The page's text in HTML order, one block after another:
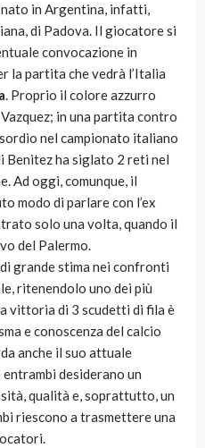
in Argentina, infatti,
di Padova. Il giocatore si
convocazione in
la partita che vedrà l’Italia
. Proprio il colore azzurro
in una partita contro
nel campionato italiano
Benitez ha siglato 2 reti nel
Ad oggi, comunque, il
modo di parlare con l’ex
solo una volta, quando il
del Palermo.
grande stima nei confronti
ritenendolo uno dei più
vittoria di 3 scudetti di fila è
e conoscenza del calcio
anche il suo attuale
entrambi desiderano un
qualità e, soprattutto, un
riescono a trasmettere una